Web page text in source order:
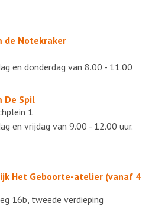
de Notekraker
en donderdag van 8.00 - 11.00
De Spil
1
en vrijdag van 9.00 - 12.00 uur.
Het Geboorte-atelier (vanaf 4
16b, tweede verdieping